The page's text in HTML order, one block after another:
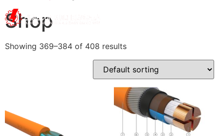
Shop
Showing 369–384 of 408 results